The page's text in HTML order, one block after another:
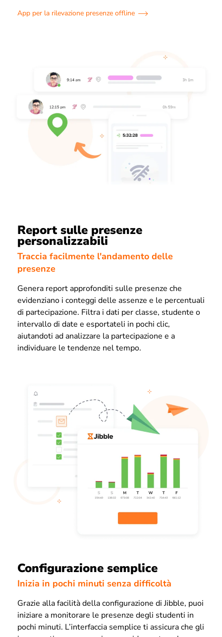
App per la rilevazione presenze offline
Report sulle presenze
personalizzabili
Traccia facilmente l'andamento delle
presenze
Genera report approfonditi sulle presenze che
evidenziano i conteggi delle assenze e le percentuali
di partecipazione. Filtra i dati per classe, studente o
intervallo di date e esportateli in pochi clic,
aiutandoti ad analizzare la partecipazione e a
individuare le tendenze nel tempo.
Configurazione semplice
Inizia in pochi minuti senza difficoltà
Grazie alla facilità della configurazione di Jibble, puoi
iniziare a monitorare le presenze degli studenti in
pochi minuti. L’interfaccia semplice ti assicura che gli